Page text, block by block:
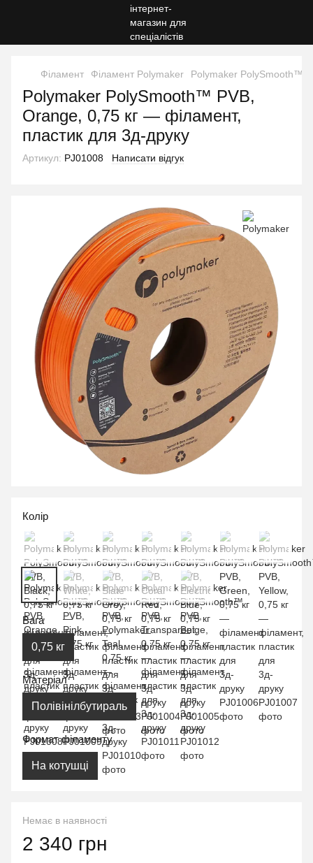
Філамент Філамент Polymaker Polymaker PolySmooth™
Polymaker PolySmooth™ PVB,
Orange, 0,75 кг — філамент,
пластик для 3д-друку
Артикул: PJ01008 Написати відгук
Колір
Вага
0,75 кг
Матеріал
Полівінілбутираль
Формат філаменту
На котушці
Немає в наявності
2 340 грн